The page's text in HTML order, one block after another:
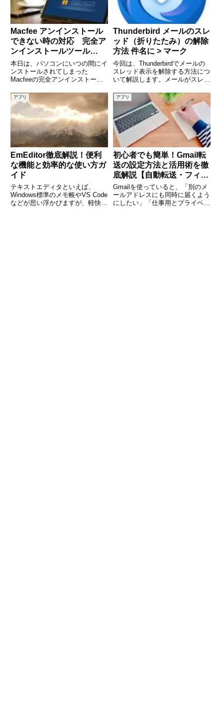
Macfee アンインストール
できない時の対応 完全ア
ンインストールツール
（MCPR.exe)
本日は、パソコンにいつの間にイ
ンストールされてしまった
Macfeeの完全アンインストール
(adsbygoogle =
window.adsbygoogle ||
[]).push({});Macfee 終了ができな
Thunderbird メールのスレ
ッド（折りたたみ）の解除
方法 件名に > マーク
今回は、Thunderbirdでメールの
スレッド表示を解除する方法につ
いて解説します。メールがスレッ
あると思います。スレッド表記は
下記画像のように、同じ件名の場
合まとめらる状態です。件名の最
初に「>」が付きます
アプリ
EmEditor徹底解説！便利
な機能と効率的な使い方ガ
イド
テキストエディタといえば、
Windows標準のメモ帳やVS Code
などが思い浮かびますが、軽快さ
アプリ
初心者でも簡単！Gmail転
送の設定方法と活用術を徹
底解説【自動転送・フィル
タも紹介】
Gmailを使っていると、「別のメ
ールアドレスにも同時に届くよう
にしたい」「仕事用とプライベー